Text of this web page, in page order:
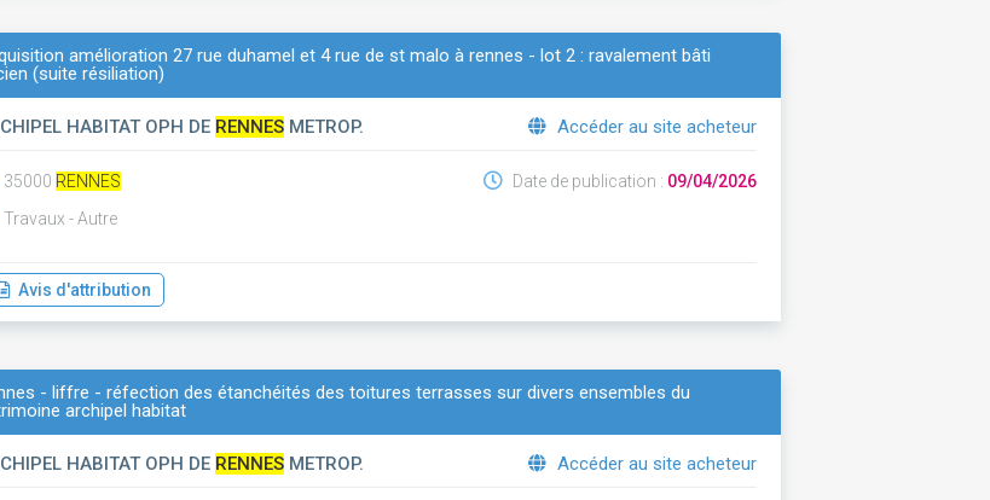
amélioration 27 rue duhamel et 4 rue de st malo à rennes - lot 2 : ravalement bâti
(suite résiliation)
HABITAT OPH DE RENNES METROP. Accéder au site acheteur
35000 RENNES
Travaux - Autre
Date de publication : 09/04/2026
Avis d'attribution
- liffre - réfection des étanchéités des toitures terrasses sur divers ensembles du
archipel habitat
HABITAT OPH DE RENNES METROP. Accéder au site acheteur